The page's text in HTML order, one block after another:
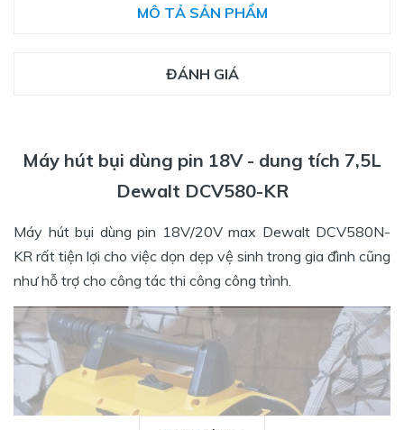
MÔ TẢ SẢN PHẨM
ĐÁNH GIÁ
Máy hút bụi dùng pin 18V - dung tích 7,5L
Dewalt DCV580-KR
Máy hút bụi dùng pin 18V/20V max Dewalt DCV580N-
KR rất tiện lợi cho việc dọn dẹp vệ sinh trong gia đình cũng
như hỗ trợ cho công tác thi công công trình.